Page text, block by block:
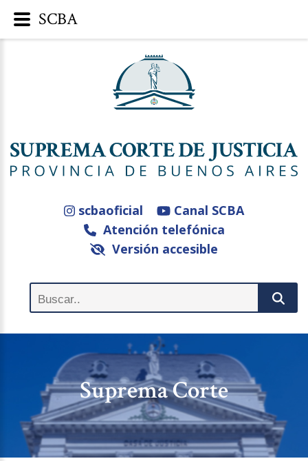
scbaoficial
Canal SCBA
Atención telefónica
Versión accesible
Suprema Corte
SCBA